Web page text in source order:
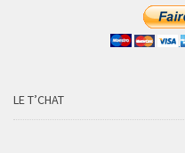
LE T’CHAT